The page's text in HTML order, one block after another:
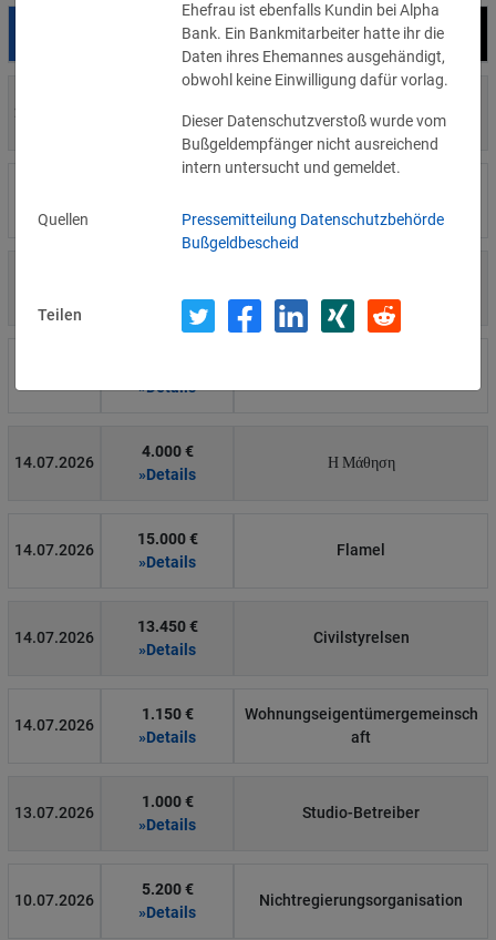
Bußgeld Empfänger
29.07.2026
»Details
Privatperson
»Details
»Details
»Details
14.07.2026
4.000 €
»Details
Η Μάθηση
14.07.2026
15.000 €
»Details
Flamel
14.07.2026
13.450 €
»Details
Civilstyrelsen
14.07.2026
1.150 €
»Details
Wohnungseigentümergemeinsch
aft
13.07.2026
1.000 €
»Details
Studio-Betreiber
10.07.2026
5.200 €
»Details
Nichtregierungsorganisation
Ehefrau ist ebenfalls Kundin bei Alpha
Bank. Ein Bankmitarbeiter hatte ihr die
Daten ihres Ehemannes ausgehändigt,
obwohl keine Einwilligung dafür vorlag.
Dieser Datenschutzverstoß wurde vom
Bußgeldempfänger nicht ausreichend
intern untersucht und gemeldet.
Quellen
Pressemitteilung Datenschutzbehörde
Bußgeldbescheid
Teilen